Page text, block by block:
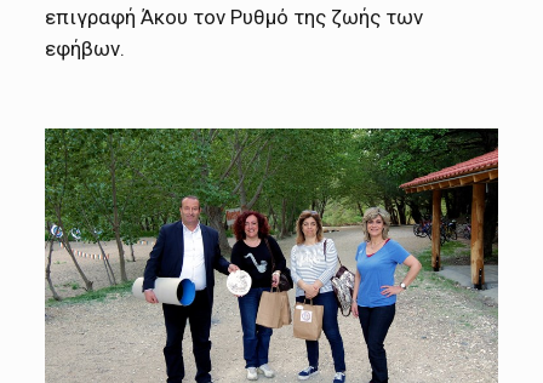
επιγραφή Άκου τον Ρυθμό της ζωής των
εφήβων.